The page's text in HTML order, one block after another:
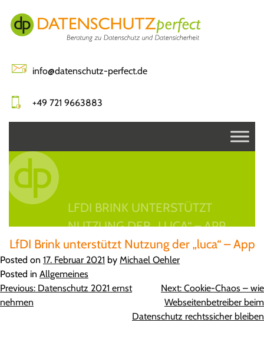
content
info@datenschutz-perfect.de
+49 721 9663883
LFDI BRINK UNTERSTÜTZT
NUTZUNG DER „LUCA“ – APP
LfDI Brink unterstützt Nutzung der „luca“ – App
Posted on 17. Februar 2021 by Michael Oehler
Posted in Allgemeines
Beitragsnavigation
Previous: Datenschutz 2021 ernst
nehmen
Next: Cookie-Chaos – wie
Webseitenbetreiber beim
Datenschutz rechtssicher bleiben